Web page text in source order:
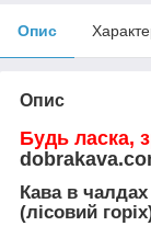
Опис
Опис
Будь ласка,
Кава в
(лісовий